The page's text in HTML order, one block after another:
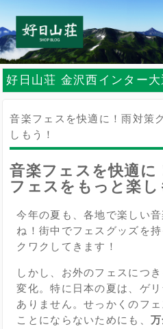
好日山荘 金沢西インター大
音楽フェスを快適に！雨対策
しもう！
音楽フェスを快適に
フェスをもっと楽し
今年の夏も、各地で楽しい
ね！街中でフェスグッズを
クワクしてきます！
しかし、お外のフェスにつ
変化。特に日本の夏は、ゲ
ありません。せっかくのフ
ことにならないためにも、